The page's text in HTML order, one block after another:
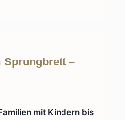
Sprungbrett –
mit Kindern bis